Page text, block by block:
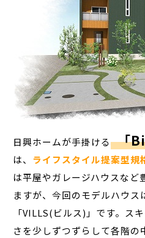
日興ホームが手掛ける 「
は、 ライフスタイル提案型規
は平屋やガレージハウスなど
ますが、今回のモデルハウス
「VILLS(ビルス)」です。ス
さを少しずつずらして各階の